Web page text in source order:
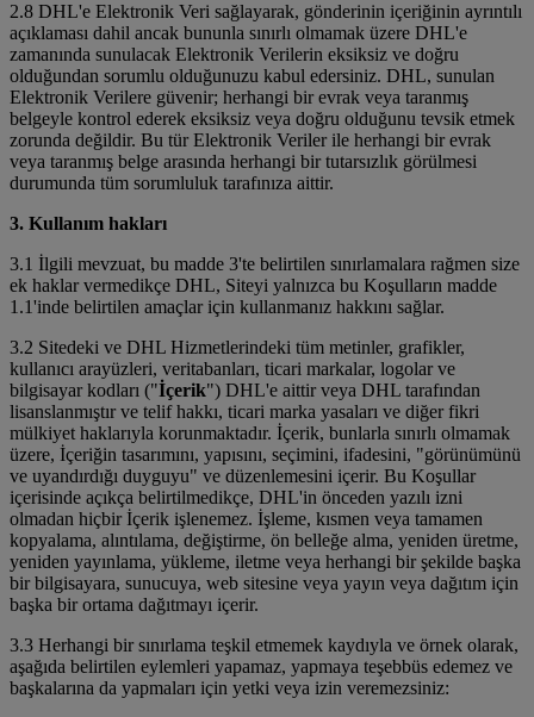
2.8 DHL'e Elektronik Veri sağlayarak, gönderinin içeriğinin ayrıntılı
açıklaması dahil ancak bununla sınırlı olmamak üzere DHL'e
zamanında sunulacak Elektronik Verilerin eksiksiz ve doğru
olduğundan sorumlu olduğunuzu kabul edersiniz. DHL, sunulan
Elektronik Verilere güvenir; herhangi bir evrak veya taranmış
belgeyle kontrol ederek eksiksiz veya doğru olduğunu tevsik etmek
zorunda değildir. Bu tür Elektronik Veriler ile herhangi bir evrak
veya taranmış belge arasında herhangi bir tutarsızlık görülmesi
durumunda tüm sorumluluk tarafınıza aittir.
3. Kullanım hakları
3.1 İlgili mevzuat, bu madde 3'te belirtilen sınırlamalara rağmen size
ek haklar vermedikçe DHL, Siteyi yalnızca bu Koşulların madde
1.1'inde belirtilen amaçlar için kullanmanız hakkını sağlar.
3.2 Sitedeki ve DHL Hizmetlerindeki tüm metinler, grafikler,
kullanıcı arayüzleri, veritabanları, ticari markalar, logolar ve
bilgisayar kodları ("İçerik") DHL'e aittir veya DHL tarafından
lisanslanmıştır ve telif hakkı, ticari marka yasaları ve diğer fikri
mülkiyet haklarıyla korunmaktadır. İçerik, bunlarla sınırlı olmamak
üzere, İçeriğin tasarımını, yapısını, seçimini, ifadesini, "görünümünü
ve uyandırdığı duyguyu" ve düzenlemesini içerir. Bu Koşullar
içerisinde açıkça belirtilmedikçe, DHL'in önceden yazılı izni
olmadan hiçbir İçerik işlenemez. İşleme, kısmen veya tamamen
kopyalama, alıntılama, değiştirme, ön belleğe alma, yeniden üretme,
yeniden yayınlama, yükleme, iletme veya herhangi bir şekilde başka
bir bilgisayara, sunucuya, web sitesine veya yayın veya dağıtım için
başka bir ortama dağıtmayı içerir.
3.3 Herhangi bir sınırlama teşkil etmemek kaydıyla ve örnek olarak,
aşağıda belirtilen eylemleri yapamaz, yapmaya teşebbüs edemez ve
başkalarına da yapmaları için yetki veya izin veremezsiniz: